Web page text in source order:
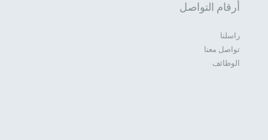
أرقام التواصل
راسلنا
تواصل معنا
الوظائف